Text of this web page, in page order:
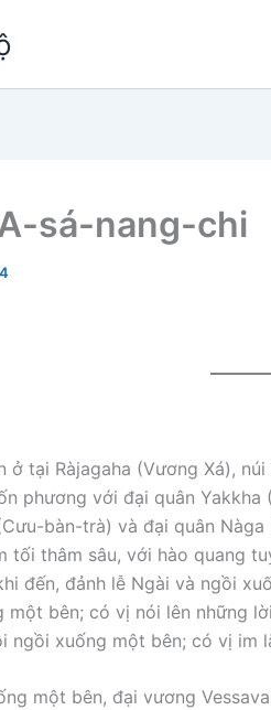
sá-nang-chi
ở tại Ràjagaha (Vương Xá),
phương với đại quân
bàn-trà) và đại quân
tối thâm sâu, với hào quang
đến, đảnh lễ Ngài và ngồi
một bên; có vị nói lên những
ngồi xuống một bên; có vị im
một bên, đại vương